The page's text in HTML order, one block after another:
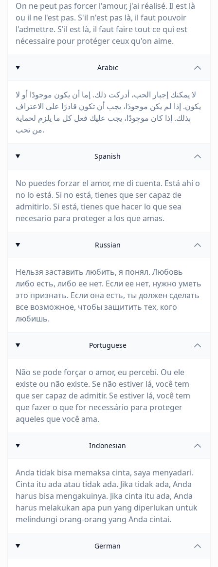
On ne peut pas forcer l'amour, j'ai réalisé. Il est là
ou il ne l'est pas. S'il n'est pas là, il faut pouvoir
l'admettre. S'il est là, il faut faire tout ce qui est
nécessaire pour protéger ceux qu'on aime.
Arabic
لا يمكنك إجبار الحب، أدركت ذلك. إما أن يكون موجودًا أو لا
يكون. إذا لم يكن موجودًا، يجب أن تكون قادرًا على الاعتراف
بذلك. إذا كان موجودًا، يجب عليك فعل كل ما يلزم لحماية
من تحب.
Spanish
No puedes forzar el amor, me di cuenta. Está ahí o
no lo está. Si no está, tienes que ser capaz de
admitirlo. Si está, tienes que hacer lo que sea
necesario para proteger a los que amas.
Russian
Нельзя заставить любить, я понял. Любовь
либо есть, либо ее нет. Если ее нет, нужно уметь
это признать. Если она есть, ты должен сделать
все возможное, чтобы защитить тех, кого
любишь.
Portuguese
Não se pode forçar o amor, eu percebi. Ou ele
existe ou não existe. Se não estiver lá, você tem
que ser capaz de admitir. Se estiver lá, você tem
que fazer o que for necessário para proteger
aqueles que você ama.
Indonesian
Anda tidak bisa memaksa cinta, saya menyadari.
Cinta itu ada atau tidak ada. Jika tidak ada, Anda
harus bisa mengakuinya. Jika cinta itu ada, Anda
harus melakukan apa pun yang diperlukan untuk
melindungi orang-orang yang Anda cintai.
German